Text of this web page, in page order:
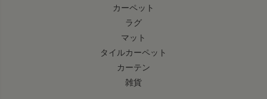
カーペット
ラグ
マット
タイルカーペット
カーテン
雑貨